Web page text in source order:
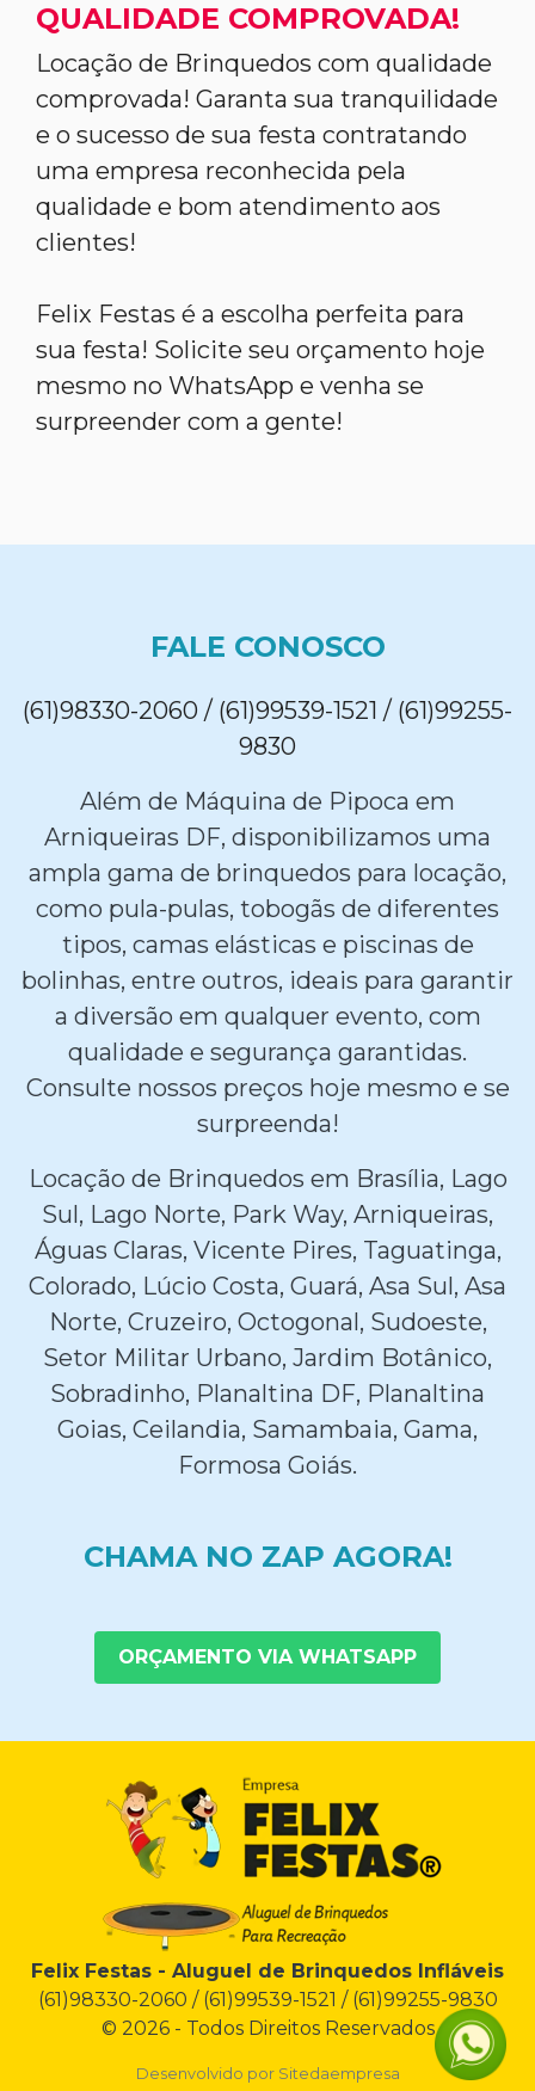
QUALIDADE COMPROVADA!
Locação de Brinquedos com qualidade
comprovada! Garanta sua tranquilidade
e o sucesso de sua festa contratando
uma empresa reconhecida pela
qualidade e bom atendimento aos
clientes!
Felix Festas é a escolha perfeita para
sua festa! Solicite seu orçamento hoje
mesmo no WhatsApp e venha se
surpreender com a gente!
FALE CONOSCO
(61)98330-2060 / (61)99539-1521 / (61)99255-
9830
Além de Máquina de Pipoca em
Arniqueiras DF, disponibilizamos uma
ampla gama de brinquedos para locação,
como pula-pulas, tobogãs de diferentes
tipos, camas elásticas e piscinas de
bolinhas, entre outros, ideais para garantir
a diversão em qualquer evento, com
qualidade e segurança garantidas.
Consulte nossos preços hoje mesmo e se
surpreenda!
Locação de Brinquedos em Brasília, Lago
Sul, Lago Norte, Park Way, Arniqueiras,
Águas Claras, Vicente Pires, Taguatinga,
Colorado, Lúcio Costa, Guará, Asa Sul, Asa
Norte, Cruzeiro, Octogonal, Sudoeste,
Setor Militar Urbano, Jardim Botânico,
Sobradinho, Planaltina DF, Planaltina
Goias, Ceilandia, Samambaia, Gama,
Formosa Goiás.
CHAMA NO ZAP AGORA!
ORÇAMENTO VIA WHATSAPP
Felix Festas - Aluguel de Brinquedos Infláveis
(61)98330-2060 / (61)99539-1521 / (61)99255-9830
© 2026 - Todos Direitos Reservados
Desenvolvido por Sitedaempresa